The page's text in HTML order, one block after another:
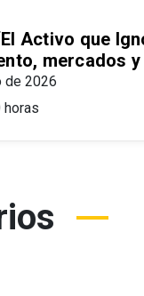
Activo que
mercados
de 2026
horas